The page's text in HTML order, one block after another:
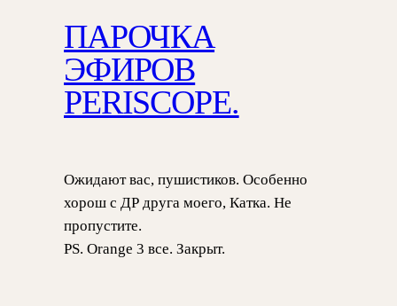
ПАРОЧКА
ЭФИРОВ
PERISCOPE.
Ожидают вас, пушистиков. Особенно
хорош с ДР друга моего, Катка. Не
пропустите.
PS. Orange 3 все. Закрыт.